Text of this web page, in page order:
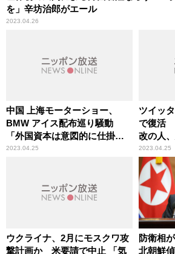
を」辛坊治郎がエール
2023.04.26
中国 上海モーターショー、
BMW アイス配布巡り騒動
「外国資本は意図的に仕掛け
られるリスクを意識すべき
2023.04.25
ツイッ
で復活
改の人
動」ITジ
氏が解説
2023.04.25
ウクライナ、2月にモスクワ攻
撃計画か 米要請で中止 「気
防衛相
北朝鮮